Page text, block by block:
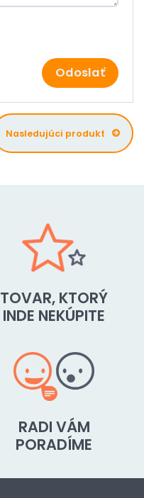
Odoslať
Nasledujúci produkt
TOVAR, KTORÝ
INDE NEKÚPITE
RADI VÁM
PORADÍME